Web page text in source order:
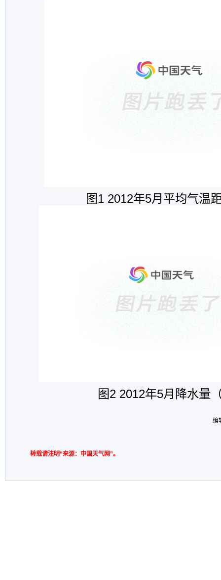
图1 2012年5月平均气温
图2 2012年5月降水量
编
转载请注明“来源：中国天气网”。